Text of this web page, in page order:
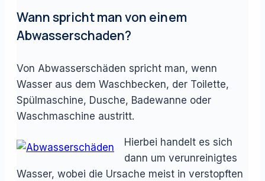
Wann spricht man von einem
Abwasserschaden?
Von Abwasserschäden spricht man, wenn
Wasser aus dem Waschbecken, der Toilette,
Spülmaschine, Dusche, Badewanne oder
Waschmaschine austritt.
Hierbei handelt es sich
dann um verunreinigtes
Wasser, wobei die Ursache meist in verstopften